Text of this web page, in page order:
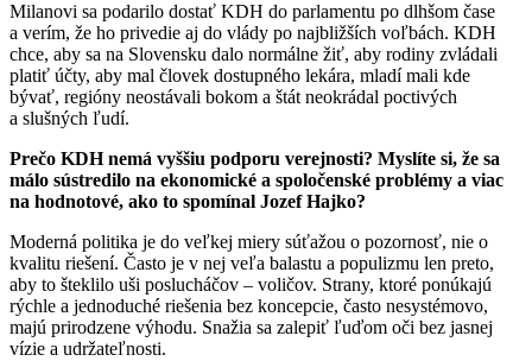
Milanovi sa podarilo dostať KDH do parlamentu po dlhšom čase
a verím, že ho privedie aj do vlády po najbližších voľbách. KDH
chce, aby sa na Slovensku dalo normálne žiť, aby rodiny zvládali
platiť účty, aby mal človek dostupného lekára, mladí mali kde
bývať, regióny neostávali bokom a štát neokrádal poctivých
a slušných ľudí.
Prečo KDH nemá vyššiu podporu verejnosti? Myslíte si, že sa
málo sústredilo na ekonomické a spoločenské problémy a viac
na hodnotové, ako to spomínal Jozef Hajko?
Moderná politika je do veľkej miery súťažou o pozornosť, nie o
kvalitu riešení. Často je v nej veľa balastu a populizmu len preto,
aby to šteklilo uši poslucháčov – voličov. Strany, ktoré ponúkajú
rýchle a jednoduché riešenia bez koncepcie, často nesystémovo,
majú prirodzene výhodu. Snažia sa zalepiť ľuďom oči bez jasnej
vízie a udržateľnosti.